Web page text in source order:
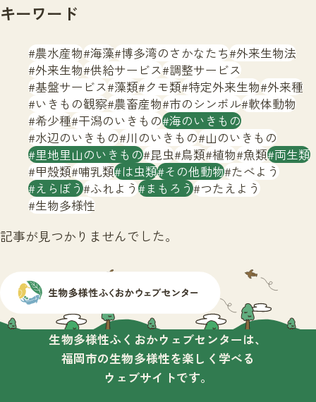
生物多様性ふくおかウェブセンターとは
サイトマップ
キーワード
農水産物 海藻 博多湾のさかなたち 外来生物法
外来生物 供給サービス 調整サービス
基盤サービス 藻類 クモ類 特定外来生物 外来種
いきもの観察 農畜産物 市のシンボル 軟体動物
希少種 干潟のいきもの 海のいきもの
水辺のいきもの 川のいきもの 山のいきもの
里地里山のいきもの 昆虫 鳥類 植物 魚類 両生類
甲殻類 哺乳類 は虫類 その他動物 たべよう
えらぼう ふれよう まもろう つたえよう
生物多様性
記事が見つかりませんでした。
生物多様性ふくおかウェブセンターは、
福岡市の生物多様性を楽しく学べる
ウェブサイトです。